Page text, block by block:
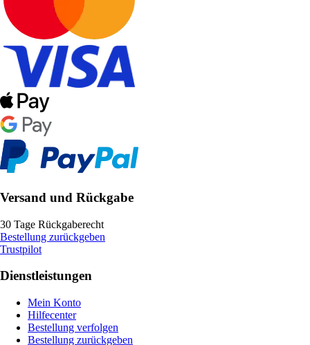
Versand und Rückgabe
30 Tage Rückgaberecht
Bestellung zurückgeben
Trustpilot
Dienstleistungen
Mein Konto
Hilfecenter
Bestellung verfolgen
Bestellung zurückgeben